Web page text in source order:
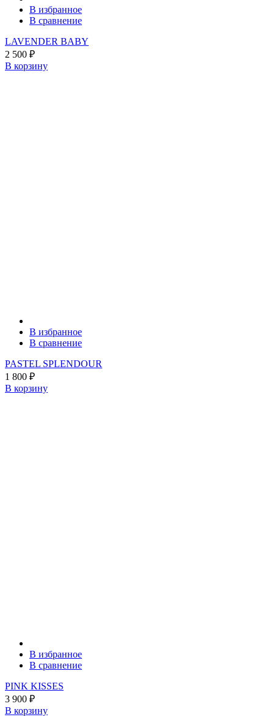
В избранное
В сравнение
LAVENDER BABY
2 500 ₽
В корзину
В избранное
В сравнение
PASTEL SPLENDOUR
1 800 ₽
В корзину
В избранное
В сравнение
PINK KISSES
3 900 ₽
В корзину